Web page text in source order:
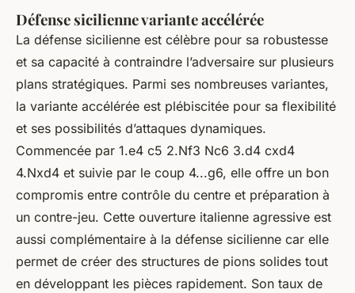
Défense sicilienne variante accélérée
La défense sicilienne est célèbre pour sa robustesse
et sa capacité à contraindre l’adversaire sur plusieurs
plans stratégiques. Parmi ses nombreuses variantes,
la variante accélérée est plébiscitée pour sa flexibilité
et ses possibilités d’attaques dynamiques.
Commencée par 1.e4 c5 2.Nf3 Nc6 3.d4 cxd4
4.Nxd4 et suivie par le coup 4...g6, elle offre un bon
compromis entre contrôle du centre et préparation à
un contre-jeu. Cette ouverture italienne agressive est
aussi complémentaire à la défense sicilienne car elle
permet de créer des structures de pions solides tout
en développant les pièces rapidement. Son taux de